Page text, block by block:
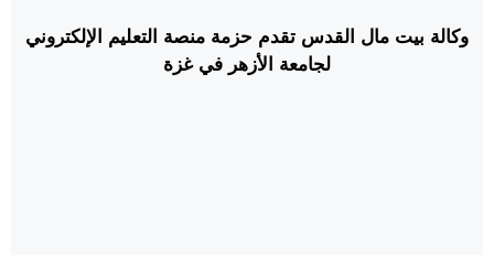
وكالة بيت مال القدس تقدم حزمة منصة التعليم الإلكتروني
لجامعة الأزهر في غزة